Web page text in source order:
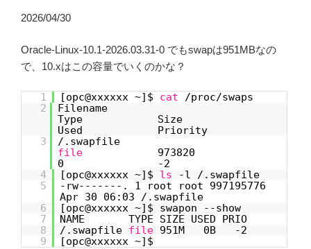
2026/04/30
Oracle-Linux-10.1-2026.03.31-0 でもswapは951MBなの
で、10.xはこの容量でいくのかな？
1 [opc@xxxxxx ~]$ cat
/proc/swaps
2
Filename
Type Size
Used Priority
3
/.swapfile
file
973820
0 -2
4
[opc@xxxxxx ~]$ ls
-l /.swapfile
5
-rw-------. 1 root root 997195776
Apr 30 06:03 /.swapfile
6
[opc@xxxxxx ~]$ swapon --show
7
NAME TYPE SIZE USED PRIO
8
/.swapfile file 951M 0B -2
9
[opc@xxxxxx ~]$